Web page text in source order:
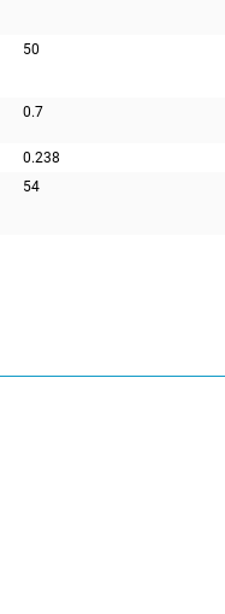
50
0.7
0.238
54